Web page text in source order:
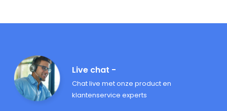
Live chat -
Chat live met onze product en
klantenservice experts